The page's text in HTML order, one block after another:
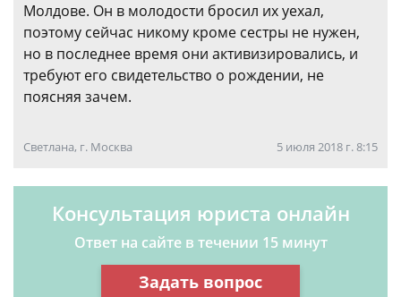
Молдове. Он в молодости бросил их уехал,
поэтому сейчас никому кроме сестры не нужен,
но в последнее время они активизировались, и
требуют его свидетельство о рождении, не
поясняя зачем.
Светлана, г. Москва 5 июля 2018 г. 8:15
Консультация юриста онлайн
Ответ на сайте в течении 15 минут
Задать вопрос